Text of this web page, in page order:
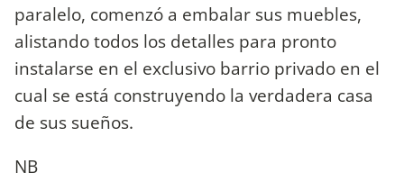
paralelo, comenzó a embalar sus muebles,
alistando todos los detalles para pronto
instalarse en el exclusivo barrio privado en el
cual se está construyendo la verdadera casa
de sus sueños.
NB